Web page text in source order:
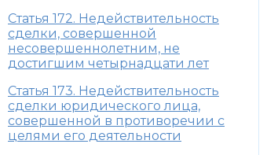
Статья 172. Недействительность
сделки, совершенной
несовершеннолетним, не
достигшим четырнадцати лет
Статья 173. Недействительность
сделки юридического лица,
совершенной в противоречии с
целями его деятельности